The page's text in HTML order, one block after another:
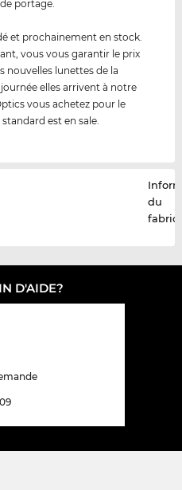
portage.
et prochainement en stock.
vous vous garantir le prix
nouvelles lunettes de la
elles arrivent à notre
vous achetez pour le
est en sale.
du
D'AIDE?